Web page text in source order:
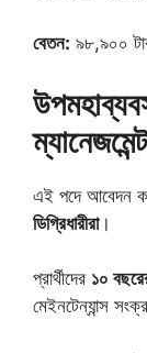
বেতন: ৯৮,৯০০
এই পদে আবেদন
ডিগ্রিধারীরা।
প্রার্থীদের ১০
মেইনটেন্যান্স